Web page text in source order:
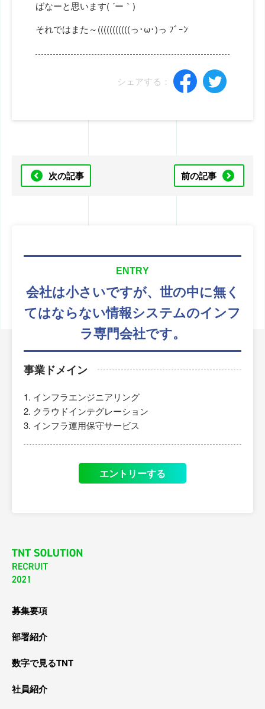
ばなーと思います( ´ー｀)
それではまた～(((((((((((っ･ω･)っ ﾌﾞｰﾝ
シェアする：
次の記事 前の記事
ENTRY
会社は小さいですが、 世の中に無く
てはならない情報システムのインフ
ラ専門会社です。
事業ドメイン
インフラエンジニアリング
クラウドインテグレーション
インフラ運用保守サービス
エントリーする
募集要項
部署紹介
数字で見るTNT
社員紹介